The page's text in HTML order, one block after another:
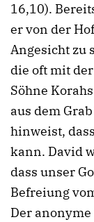
16,10).
er von der
Angesicht zu
die oft mit
Söhne
aus dem
hinweist,
kann. David
dass unser
Befreiung
Der